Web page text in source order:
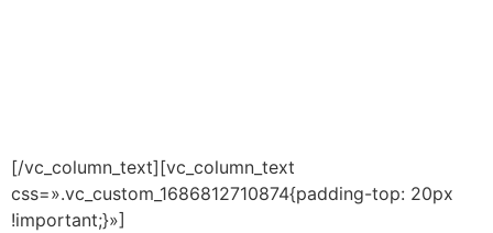
[/vc_column_text][vc_column_text
css=».vc_custom_1686812710874{padding-top: 20px
!important;}»]